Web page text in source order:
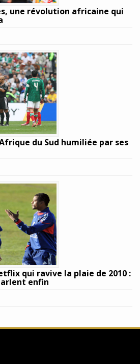
une révolution africaine qui
du Sud humiliée par ses
qui ravive la plaie de 2010 :
enfin